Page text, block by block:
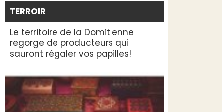
TERROIR
Le territoire de la Domitienne
regorge de producteurs qui
sauront régaler vos papilles!